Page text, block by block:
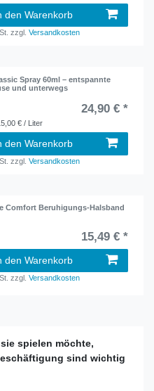
den Warenkorb
zzgl.Versandkosten
Spray 60ml – entspannte
und unterwegs
24,90 € *
€ / Liter
den Warenkorb
zzgl.Versandkosten
Comfort Beruhigungs-Halsband
15,49 € *
den Warenkorb
zzgl.Versandkosten
spielen möchte,
sind wichtig